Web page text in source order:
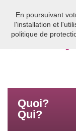
Bienvenue
Quoi?
Qui?
En poursuivant
l'installation et
politique de